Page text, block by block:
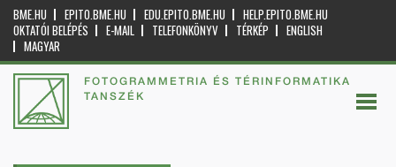
BME.HU EPITO.BME.HU EDU.EPITO.BME.HU
HELP.EPITO.BME.HU
OKTATÓI BELÉPÉS
E-MAIL TELEFONKÖNYV TÉRKÉP
ENGLISH
MAGYAR
FOTOGRAMMETRIA ÉS TÉRINFORMATIKA
TANSZÉK